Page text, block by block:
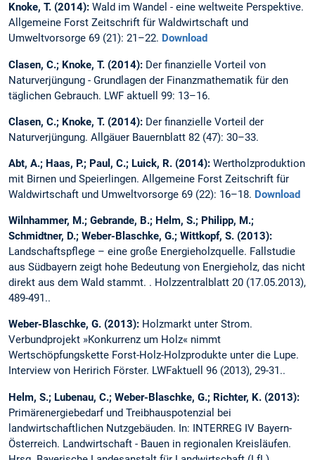
Knoke, T. (2014): Wald im Wandel - eine weltweite Perspektive.
Allgemeine Forst Zeitschrift für Waldwirtschaft und
Umweltvorsorge 69 (21): 21–22. Download
Clasen, C.; Knoke, T. (2014): Der finanzielle Vorteil von
Naturverjüngung - Grundlagen der Finanzmathematik für den
täglichen Gebrauch. LWF aktuell 99: 13–16.
Clasen, C.; Knoke, T. (2014): Der finanzielle Vorteil der
Naturverjüngung. Allgäuer Bauernblatt 82 (47): 30–33.
Abt, A.; Haas, P.; Paul, C.; Luick, R. (2014): Wertholzproduktion
mit Birnen und Speierlingen. Allgemeine Forst Zeitschrift für
Waldwirtschaft und Umweltvorsorge 69 (22): 16–18. Download
Wilnhammer, M.; Gebrande, B.; Helm, S.; Philipp, M.;
Schmidtner, D.; Weber-Blaschke, G.; Wittkopf, S. (2013):
Landschaftspflege – eine große Energieholzquelle. Fallstudie
aus Südbayern zeigt hohe Bedeutung von Energieholz, das nicht
direkt aus dem Wald stammt. . Holzzentralblatt 20 (17.05.2013),
489-491..
Weber-Blaschke, G. (2013): Holzmarkt unter Strom.
Verbundprojekt »Konkurrenz um Holz« nimmt
Wertschöpfungskette Forst-Holz-Holzprodukte unter die Lupe.
Interview von Heririch Förster. LWFaktuell 96 (2013), 29-31..
Helm, S.; Lubenau, C.; Weber-Blaschke, G.; Richter, K. (2013):
Primärenergiebedarf und Treibhauspotenzial bei
landwirtschaftlichen Nutzgebäuden. In: INTERREG IV Bayern-
Österreich. Landwirtschaft - Bauen in regionalen Kreisläufen.